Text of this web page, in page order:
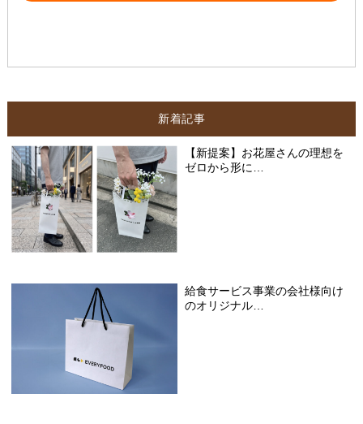
新着記事
【新提案】お花屋さんの理想を
ゼロから形に…
給食サービス事業の会社様向け
のオリジナル…